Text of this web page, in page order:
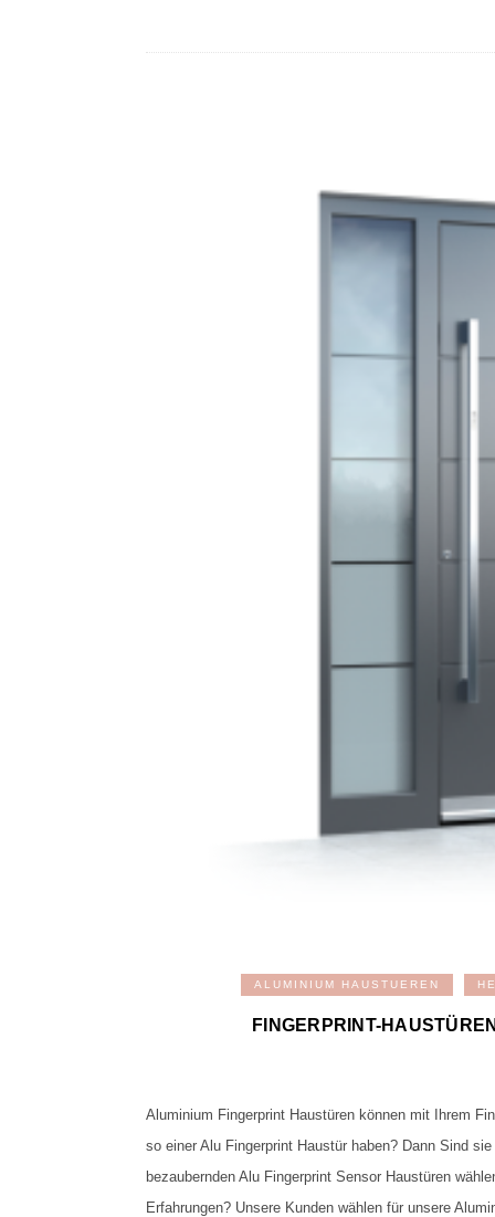
ALUMINIUM HAUSTUEREN
FINGERPRINT-
Aluminium Fingerprint Haustüren können mit Ihrem
so einer Alu Fingerprint Haustür haben? Dann Sind
bezaubernden Alu Fingerprint Sensor Haustüren
Erfahrungen? Unsere Kunden wählen für unsere